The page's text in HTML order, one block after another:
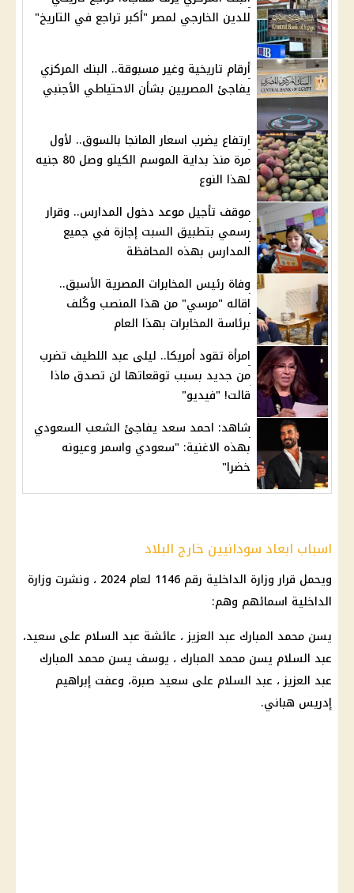
للدين الخارجي لمصر "أكبر تراجع في التاريخ"
أرقام تاريخية وغير مسبوقة.. البنك المركزي
يفاجئ المصريين بشأن الاحتياطي الأجنبي
ارتفاع يضرب اسعار المانجا بالسوق.. لأول
مرة منذ بداية الموسم الكيلو وصل 80 جنيه
لهذا النوع
موقف تأجيل موعد دخول المدارس.. وقرار
رسمي بتطبيق السبت إجازة في جميع
المدارس بهذه المحافظة
وفاة رئيس المخابرات المصرية الأسبق..
اقاله "مرسي" من هذا المنصب وكُلف
برئاسة المخابرات بهذا العام
امرأة تقود أمريكا.. ليلى عبد اللطيف تضرب
من جديد بسبب توقعاتها لن تصدق ماذا
قالت! "فيديو"
شاهد: احمد سعد يفاجئ الشعب السعودي
بهذه الاغنية: "سعودي واسمر وعيونه
خضرا"
اسباب ابعاد سودانيين خارج البلاد
ويحمل قرار وزارة الداخلية رقم 1146 لعام 2024 ، ونشرت
وزارة
الداخلية اسمائهم وهم:
يسن محمد المبارك عبد العزيز ، عائشة عبد السلام على سعيد،
عبد السلام يسن محمد المبارك ، يوسف يسن محمد المبارك
عبد العزيز ، عبد السلام على سعيد صبرة، وعفت إبراهيم
إدريس هباني.